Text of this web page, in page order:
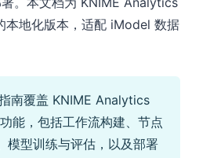
本地化版本，适配 iModel 数据
南覆盖 KNIME Analytics
能，包括工作流构建、节点
模型训练与评估，以及部署